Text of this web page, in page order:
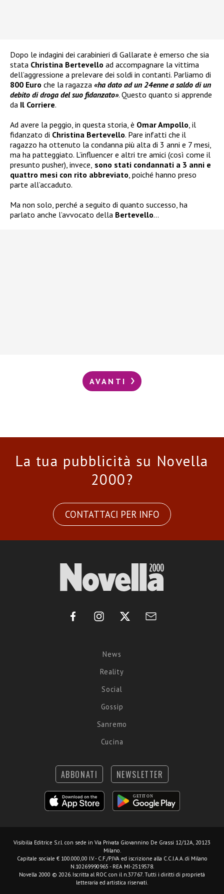
Dopo le indagini dei carabinieri di Gallarate è emerso che sia
stata Christina Bertevello ad accompagnare la vittima
dell’aggressione a prelevare dei soldi in contanti. Parliamo di
800 Euro che la ragazza «ha dato ad un 24enne a saldo di un
debito di droga del suo fidanzato». Questo quanto si apprende
da Il Corriere.
Ad avere la peggio, in questa storia, è Omar Ampollo, il
fidanzato di Christina Bertevello. Pare infatti che il
ragazzo ha ottenuto la condanna più alta di 3 anni e 7 mesi,
ma ha patteggiato. L’influencer e altri tre amici (così come il
presunto pusher), invece, sono stati condannati a 3 anni e
quattro mesi con rito abbreviato, poiché hanno preso
parte all’accaduto.
Ma non solo, perché a seguito di quanto successo, ha
parlato anche l’avvocato della Bertevello…
AVANTI
La tua pubblicità su Novella
2000?
CONTATTACI PER INFO
News
Reality
Social
Gossip
Sanremo
Cucina
ABBONATI NEWSLETTER
Visibilia Editrice S.r.l. con sede in Via Privata Giovannino De Grassi 12/12A, 20123
Milano.
Capitale sociale € 100.000,00 I.V. - C.F./P.IVA ed iscrizione alla C.C.I.A.A. di Milano
N.10269990965 - REA MI-2519578.
Novella 2000 © 2026. Iscritta al ROC con il n.37767. Tutti i diritti di proprietà
letteraria ed artistica riservati.